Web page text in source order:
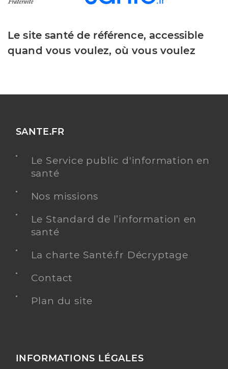
Le site santé de référence, accessible
quand vous voulez, où vous voulez
SANTE.FR
Le Service public d'information en
santé
Nos missions
Le Standard de l’information en
santé
La charte Santé.fr Décryptage
Contact
Plan du site
INFORMATIONS LÉGALES